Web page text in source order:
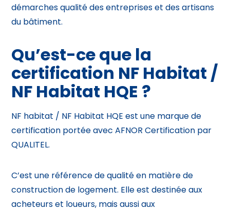
démarches qualité des entreprises et des artisans
du bâtiment.
Qu’est-ce que la
certification NF Habitat /
NF Habitat HQE ?
NF habitat / NF Habitat HQE est une marque de
certification portée avec AFNOR Certification par
QUALITEL.
C’est une référence de qualité en matière de
construction de logement. Elle est destinée aux
acheteurs et loueurs, mais aussi aux